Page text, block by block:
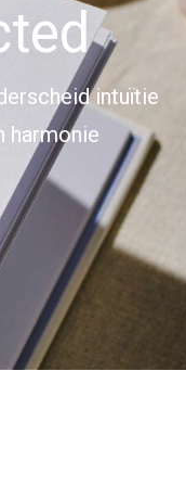
intuïtie
harmonie